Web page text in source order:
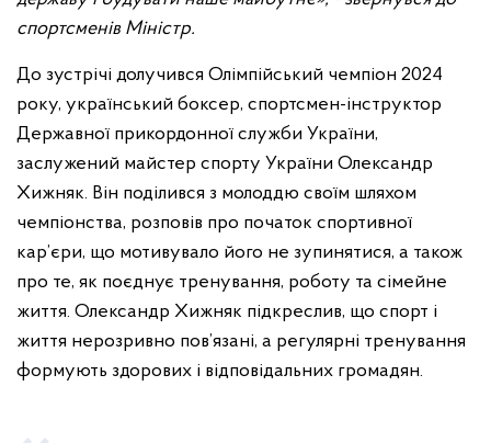
спортсменів Міністр.
До зустрічі долучився Олімпійський чемпіон 2024
року, український боксер, спортсмен-інструктор
Державної прикордонної служби України,
заслужений майстер спорту України Олександр
Хижняк. Він поділився з молоддю своїм шляхом
чемпіонства, розповів про початок спортивної
кар’єри, що мотивувало його не зупинятися, а також
про те, як поєднує тренування, роботу та сімейне
життя. Олександр Хижняк підкреслив, що спорт і
життя нерозривно пов’язані, а регулярні тренування
формують здорових і відповідальних громадян.